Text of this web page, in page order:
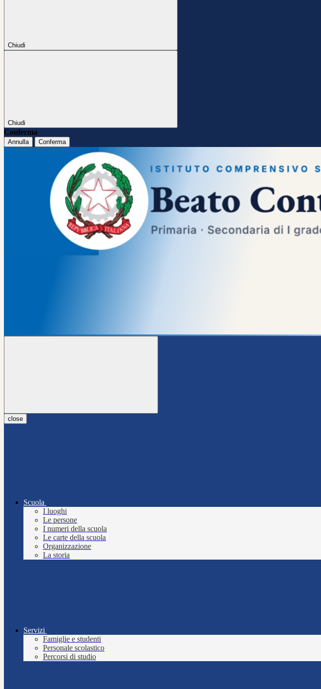
Chiudi
Chiudi
Conferma
Annulla Conferma
close
Scuola
I luoghi
Le persone
I numeri della scuola
Le carte della scuola
Organizzazione
La storia
Servizi
Famiglie e studenti
Personale scolastico
Percorsi di studio